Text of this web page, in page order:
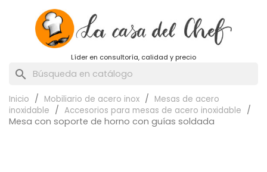
Líder en consultoría, calidad y precio
search
Inicio Mobiliario de acero inox
Mesas de acero
inoxidable
Accesorios para mesas de acero inoxidable
Mesa con soporte de horno con guías soldada